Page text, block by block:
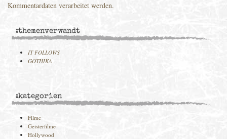
Kommentardaten verarbeitet werden.
:themenverwandt
IT FOLLOWS
GOTHIKA
:kategorien
Filme
Geisterfilme
Hollywood